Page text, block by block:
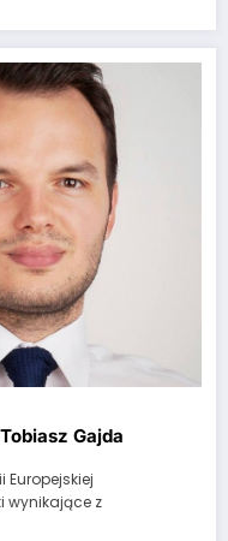
Gajda
wynikające z